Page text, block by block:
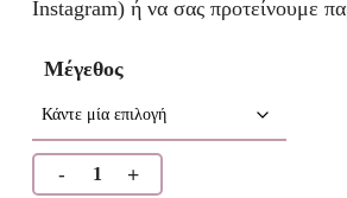
Instagram) ή να σας προτείνουμε
Μέγεθος